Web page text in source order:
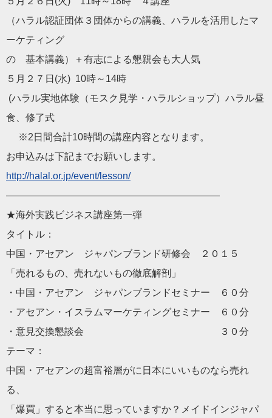
（ハラル認証団体３団体からの講義、 ハラルを活用したマ
ーケティング
の 基本講義）＋有志による懇親会も大人気
５月２７日(水) 10時～14時
(ハラル実地体験（モスク見学・ ハラルショップ） ハラル昼
食、 修了式
※2日間合計10時間の講座内容となります。
お申込みは下記までお願いします。
http://halal .or.jp/event/lesson/
——————————————————————
★海外実践ビジネス講座第一弾
タイトル：
中国・アセアン ジャパンブランド研修会 ２０１５
「売れるもの、売れないもの徹底解剖」
・中国・アセアン ジャパンブランドセミナー ６０分
・アセアン・イスラムマーケティングセミナー ６０分
・意見交換懇談会 ３０分
テーマ：
中国・アセアンの超富裕層がに日本にいいものなら売れ
る、
「爆買」すると本当に思っていますか？メイドインジャパ